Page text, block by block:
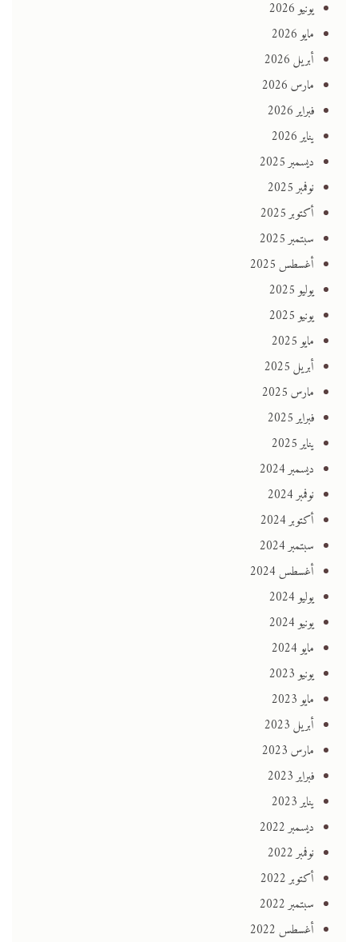
يونيو 2026
مايو 2026
أبريل 2026
مارس 2026
فبراير 2026
يناير 2026
ديسمبر 2025
نوفمبر 2025
أكتوبر 2025
سبتمبر 2025
أغسطس 2025
يوليو 2025
يونيو 2025
مايو 2025
أبريل 2025
مارس 2025
فبراير 2025
يناير 2025
ديسمبر 2024
نوفمبر 2024
أكتوبر 2024
سبتمبر 2024
أغسطس 2024
يوليو 2024
يونيو 2024
مايو 2024
يونيو 2023
مايو 2023
أبريل 2023
مارس 2023
فبراير 2023
يناير 2023
ديسمبر 2022
نوفمبر 2022
أكتوبر 2022
سبتمبر 2022
أغسطس 2022